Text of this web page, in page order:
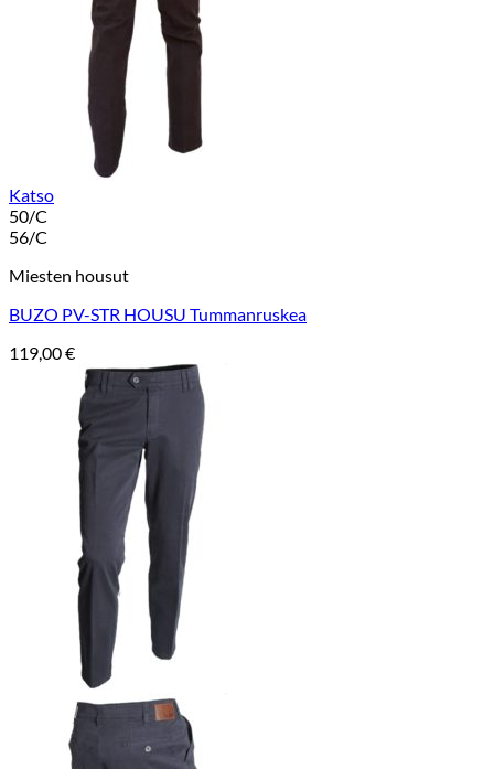
Katso
50/C
56/C
Miesten housut
BUZO PV-STR HOUSU Tummanruskea
119,00€